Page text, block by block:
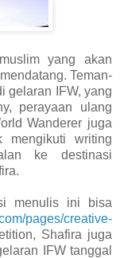
yang akan
Teman-
gelaran IFW, yang
perayaan ulang
Wanderer juga
mengikuti writing
ke destinasi
menulis ini bisa
pages/creative-
Shafira juga
IFW tanggal